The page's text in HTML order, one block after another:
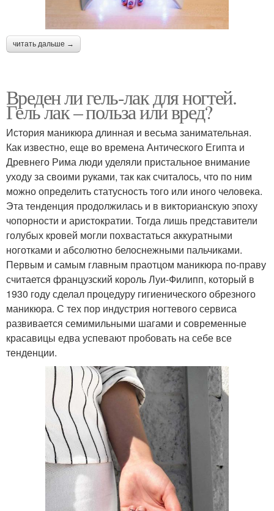
читать дальше →
Вреден ли гель-лак для ногтей.
Гель лак – польза или вред?
История маникюра длинная и весьма занимательная.
Как известно, еще во времена Антического Египта и
Древнего Рима люди уделяли пристальное внимание
уходу за своими руками, так как считалось, что по ним
можно определить статусность того или иного человека.
Эта тенденция продолжилась и в викторианскую эпоху
чопорности и аристократии. Тогда лишь представители
голубых кровей могли похвастаться аккуратными
ноготками и абсолютно белоснежными пальчиками.
Первым и самым главным праотцом маникюра по-праву
считается французский король Луи-Филипп, который в
1930 году сделал процедуру гигиенического обрезного
маникюра. С тех пор индустрия ногтевого сервиса
развивается семимильными шагами и современные
красавицы едва успевают пробовать на себе все
тенденции.